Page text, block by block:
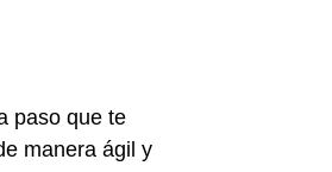
paso que te
manera ágil y